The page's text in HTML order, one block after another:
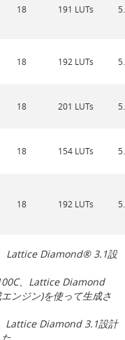
18 191 LUTs
18 192 LUTs
18 201 LUTs
18 154 LUTs
18 192 LUTs
Lattice Diamond® 3.1設
、Lattice Diamond
ンジン)を使って生成さ
Lattice Diamond 3.1設計